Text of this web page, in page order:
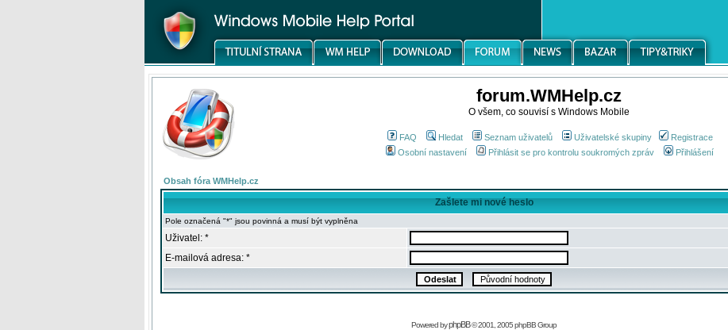
forum.WMHelp.cz
O všem, co souvisí s Windows Mobile
FAQ Hledat Seznam uživatelů Uživatelské skupiny
Registrace
Osobní nastavení
Přihlásit se pro kontrolu soukromých zpráv Přihlášení
Obsah fóra WMHelp.cz
Zašlete mi nové heslo
Pole označená "*" jsou povinná a musí být vyplněna
Uživatel: *
E-mailová adresa: *
Powered byphpBB© 2001, 2005 phpBB Group